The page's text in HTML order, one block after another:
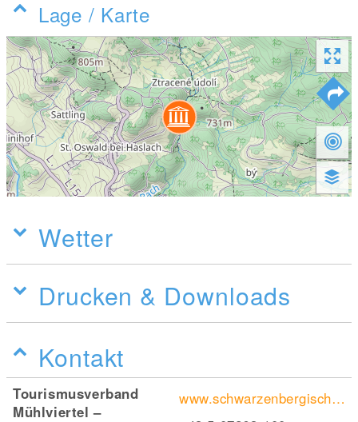
Lage / Karte
Wetter
Drucken & Downloads
Kontakt
Tourismusverband
Mühlviertel –
www.schwarzenbergischer-schwemmkanal.at/